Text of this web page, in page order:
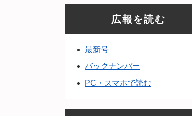
広報を読む
最新号
バックナンバー
PC・スマホで読む